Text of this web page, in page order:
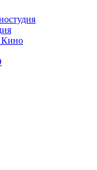
Кино